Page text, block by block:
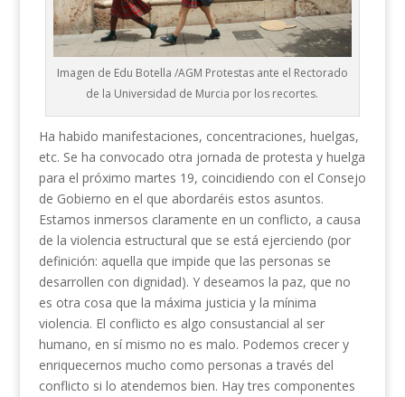
Imagen de Edu Botella /AGM Protestas ante el Rectorado
de la Universidad de Murcia por los recortes.
Ha habido manifestaciones, concentraciones, huelgas,
etc. Se ha convocado otra jornada de protesta y huelga
para el próximo martes 19, coincidiendo con el Consejo
de Gobierno en el que abordaréis estos asuntos.
Estamos inmersos claramente en un conflicto, a causa
de la violencia estructural que se está ejerciendo (por
definición: aquella que impide que las personas se
desarrollen con dignidad). Y deseamos la paz, que no
es otra cosa que la máxima justicia y la mínima
violencia. El conflicto es algo consustancial al ser
humano, en sí mismo no es malo. Podemos crecer y
enriquecernos mucho como personas a través del
conflicto si lo atendemos bien. Hay tres componentes